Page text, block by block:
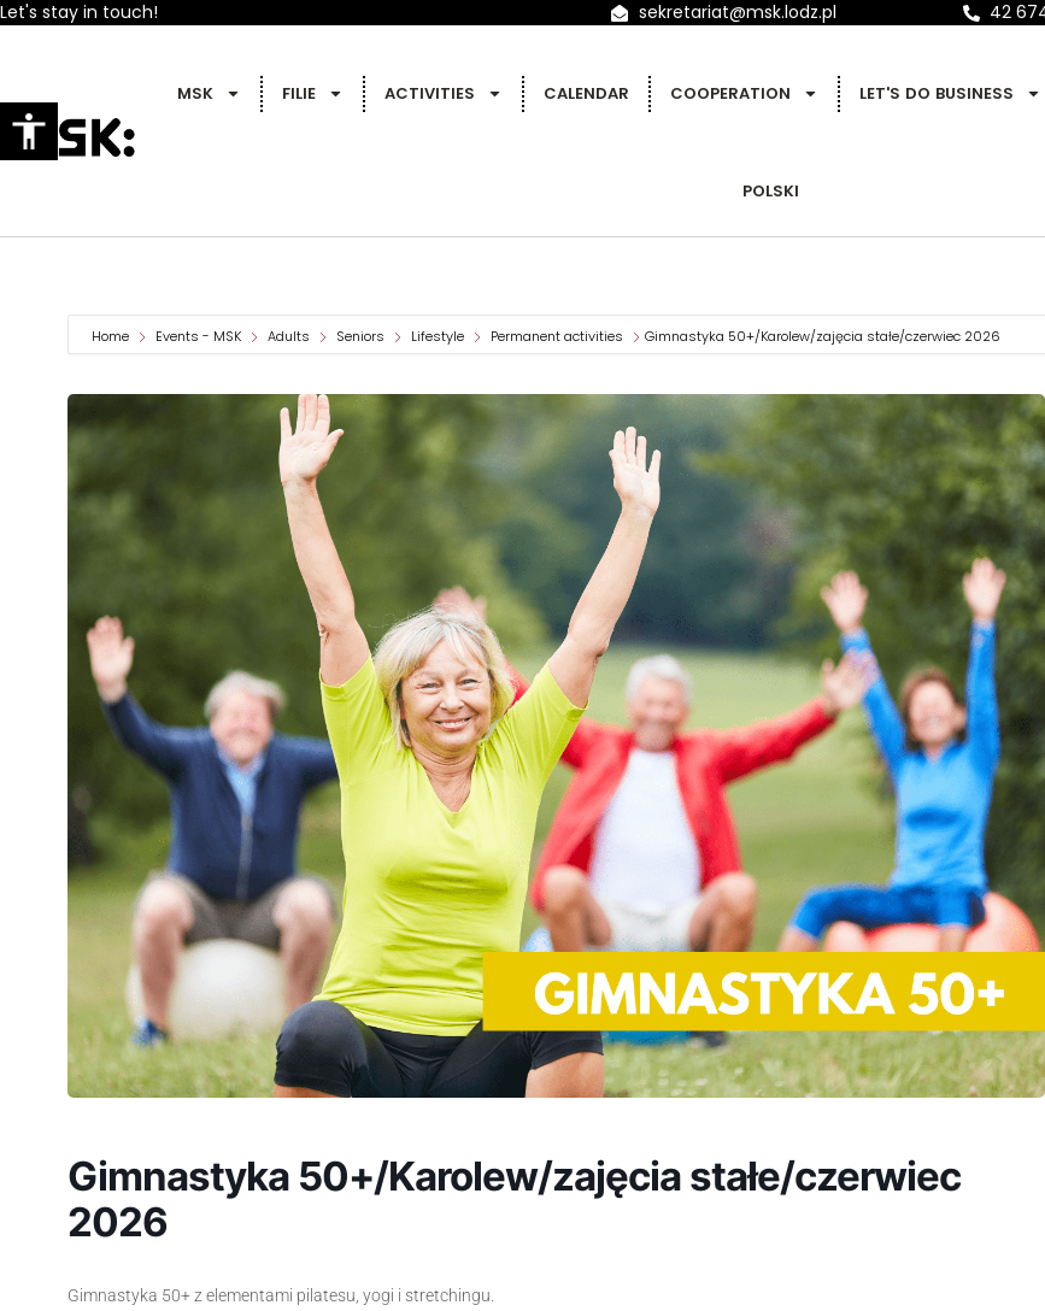
Let's stay in touch! sekretariat@msk.lodz.pl 42
MSK FILIE ACTIVITIES CALENDAR COOPERATION LET'S DO BUSINESS
POLSKI
Home Events - MSK Adults Seniors Lifestyle Permanent activities Gimnastyka 50+/Karolew/zajęcia stałe/czerwiec 2026
Gimnastyka 50+/Karolew/zajęcia stałe/czerwiec
2026
Gimnastyka 50+ z elementami pilatesu, yogi i stretchingu.